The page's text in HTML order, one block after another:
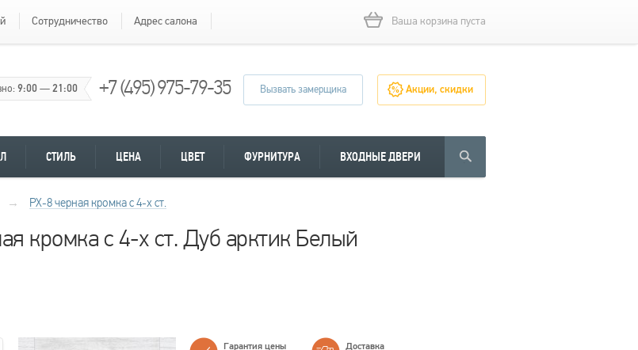
Сотрудничество Адрес салона Ваша корзина пуста
9:00—21:00 +7 (495) 975-79-35 Вызвать замерщика Акции, скидки
СТИЛЬ ЦЕНА ЦВЕТ ФУРНИТУРА ВХОДНЫЕ ДВЕРИ
→ PX-8 черная кромка с 4-х ст.
кромка с 4-х ст. Дуб арктик Белый
Гарантия цены
Доставка